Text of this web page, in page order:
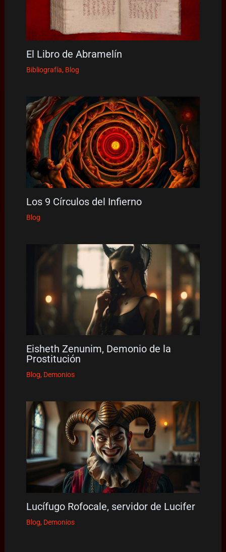
El Libro de Abramelín
Bibliografía, Blog
Los 9 Círculos del Infierno
Blog
Eisheth Zenunim, Demonio de la
Prostitución
Blog, Demonios
Lucífugo Rofocale, servidor de Lucifer
Blog, Demonios